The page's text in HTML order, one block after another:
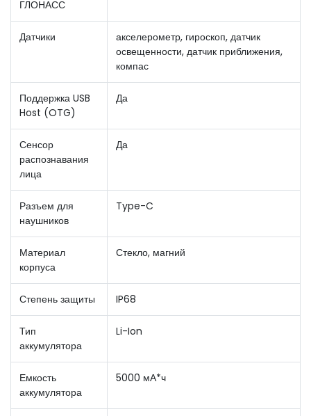
ГЛОНАСС
Датчики
акселерометр, гироскоп, датчик
освещенности, датчик приближения,
компас
Поддержка USB
Host (OTG)
Да
Сенсор
распознавания
лица
Да
Разъем для
наушников
Type-C
Материал
корпуса
Стекло, магний
Степень защиты IP68
Тип
аккумулятора
Li-Ion
Емкость
аккумулятора
5000 мА*ч